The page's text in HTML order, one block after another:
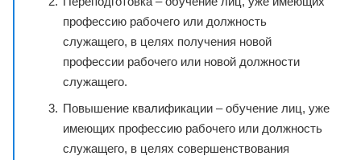
профессию рабочего или должность
служащего, в целях получения новой
профессии рабочего или новой должности
служащего.
Повышение квалификации – обучение лиц, уже
имеющих профессию рабочего или должность
служащего, в целях совершенствования